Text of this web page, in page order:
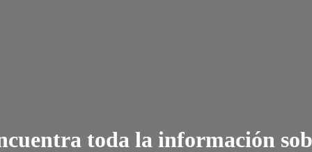
toda la información